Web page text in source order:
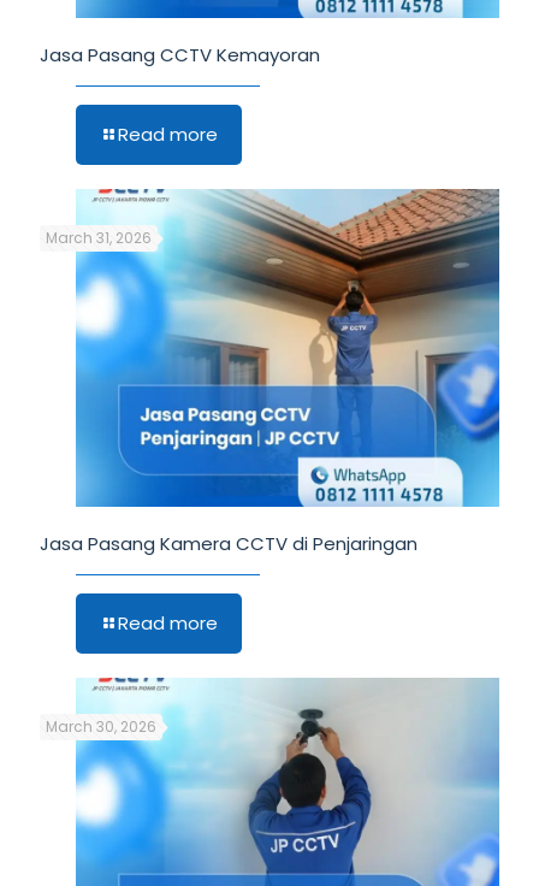
Jasa Pasang CCTV Kemayoran
Read more
March 31, 2026
Jasa Pasang Kamera CCTV di Penjaringan
Read more
March 30, 2026